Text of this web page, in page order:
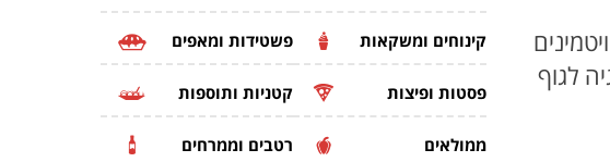
לגוף
קינוחים ומשקאות פשטידות ומאפים
פסטות ופיצות קטניות ותוספות
ממולאים רטבים וממרחים